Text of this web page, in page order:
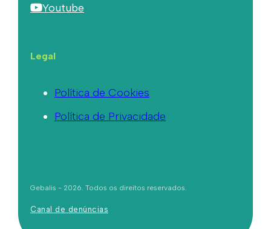
Youtube
Legal
Política de Cookies
Política de Privacidade
Gebalis - 2026. Todos os direitos reservados.
Canal de denúncias